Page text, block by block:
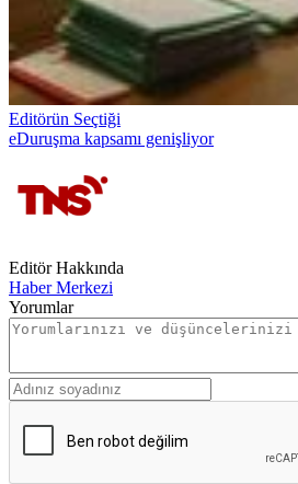
Editörün Seçtiği
eDuruşma kapsamı genişliyor
Editör Hakkında
Haber Merkezi
Yorumlar